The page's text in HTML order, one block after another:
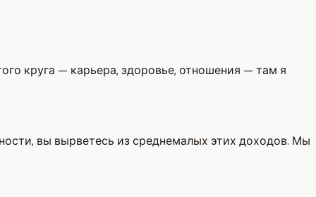
круга — карьера, здоровье, отношения — там я
вы вырветесь из среднемалых этих доходов. Мы